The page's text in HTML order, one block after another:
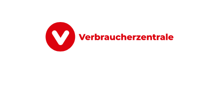
Finanzen Digitales Lebensmittel